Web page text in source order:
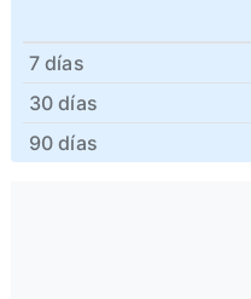
7 días
30 días
90 días